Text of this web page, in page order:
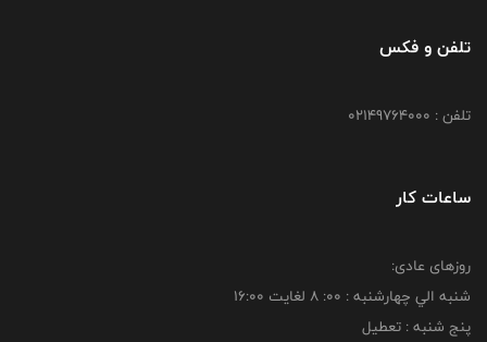
تلفن و فکس
تلفن : 02149764000
ساعات کار
روزهای عادی:
شنبه الي چهارشنبه : 00: 8 لغايت 16:00
پنج شنبه : تعطیل